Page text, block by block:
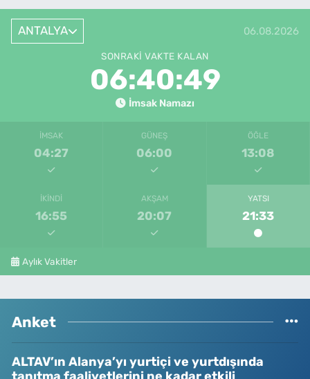
ANTALYA 06.08.2026
SONRAKI VAKTE KALAN
06:40:49
İmsak Namazı
İMSAK
04:27
GÜNEŞ
06:00
ÖĞLE
13:08
İKINDI
16:55
AKŞAM
20:07
YATSI
21:33
Aylık Vakitler
Anket
ALTAV’ın Alanya’yı yurtiçi ve yurtdışında